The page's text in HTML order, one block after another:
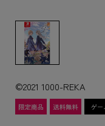
©2021 1000-REKA